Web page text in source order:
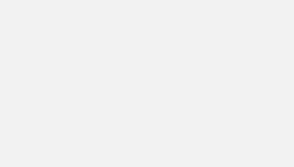
1-Tages-
am 4., 5. oder 6.